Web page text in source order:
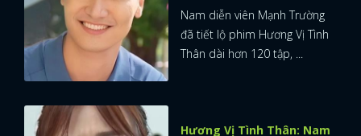
Nam diễn viên Mạnh Trường
đã tiết lộ phim Hương Vị Tình
Thân dài hơn 120 tập, ...
Hương Vị Tình Thân: Nam